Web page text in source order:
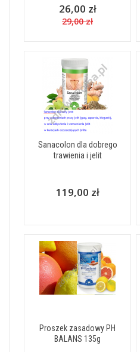
26,00 zł
29,00 zł
Sanacolon dla dobrego
trawienia i jelit
119,00 zł
Proszek zasadowy PH
BALANS 135g